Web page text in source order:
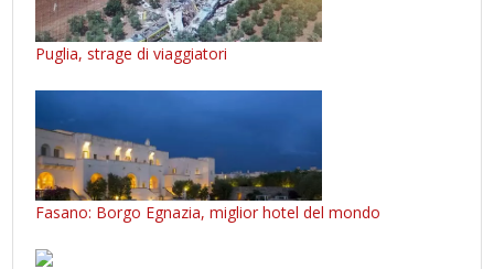
Puglia, strage di viaggiatori
Fasano: Borgo Egnazia, miglior hotel del mondo